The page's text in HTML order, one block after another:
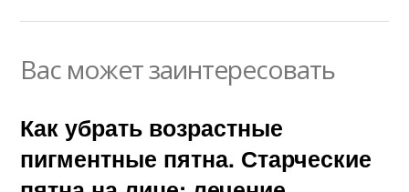
Вас может заинтересовать
Как убрать возрастные
пигментные пятна. Старческие